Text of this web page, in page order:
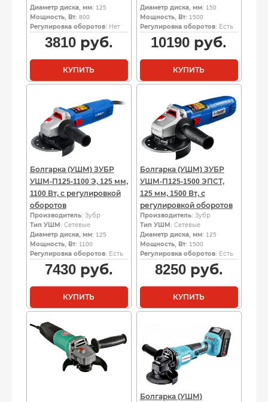
Диаметр диска, мм: 125
Мощность, Вт: 800
Регулировка оборотов: Нет
3810руб.
КУПИТЬ
Диаметр диска, мм: 150
Мощность, Вт: 1500
Регулировка оборотов: Есть
10190 руб.
КУПИТЬ
Болгарка (УШМ) ЗУБР
УШМ-П125-1100 Э, 125 мм,
1100 Вт, с регулировкой
оборотов
Производитель: Зубр
Тип УШМ : Сетевые
Диаметр диска, мм: 125
Мощность, Вт: 1100
Регулировка оборотов: Есть
7430руб.
КУПИТЬ
Болгарка (УШМ) ЗУБР
УШМ-П125-1500 ЭПСТ,
125 мм, 1500 Вт, с
регулировкой оборотов
Производитель: Зубр
Тип УШМ : Сетевые
Диаметр диска, мм: 125
Мощность, Вт: 1500
Регулировка оборотов: Есть
8250руб.
КУПИТЬ
Болгарка (УШМ)